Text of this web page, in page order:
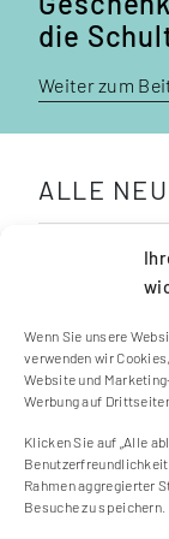
Wenn Sie unsere
verwenden wir
Website und
Werbung auf
Klicken Sie auf „Alle
Rahmen aggregierter
Besuche zu speichern.
die
Weiter zum
ALLE
Kontakt
Impressum
Cookie